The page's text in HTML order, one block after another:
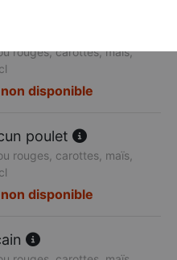
rouges, carottes, maïs,
disponible
poulet
rouges, carottes, maïs,
disponible